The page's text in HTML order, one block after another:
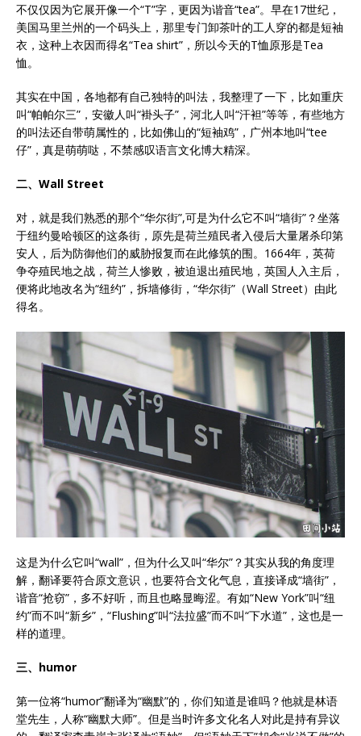
不仅仅因为它展开像一个“T”字，更因为谐音“tea”。早在17世纪，
美国马里兰州的一个码头上，那里专门卸茶叶的工人穿的都是短袖
衣，这种上衣因而得名“Tea shirt”，所以今天的T恤原形是Tea
恤。
其实在中国，各地都有自己独特的叫法，我整理了一下，比如重庆
叫“帕帕尔三”，安徽人叫“褂头子”，河北人叫“汗袒”等等，有些地方
的叫法还自带萌属性的，比如佛山的“短袖鸡”，广州本地叫“tee
仔”，真是萌萌哒，不禁感叹语言文化博大精深。
二、Wall Street
对，就是我们熟悉的那个“华尔街”,可是为什么它不叫“墙街”？坐落
于纽约曼哈顿区的这条街，原先是荷兰殖民者入侵后大量屠杀印第
安人，后为防御他们的威胁报复而在此修筑的围。1664年，英荷
争夺殖民地之战，荷兰人惨败，被迫退出殖民地，英国人入主后，
便将此地改名为“纽约”，拆墙修街，“华尔街”（Wall Street）由此
得名。
这是为什么它叫“wall”，但为什么又叫“华尔”？其实从我的角度理
解，翻译要符合原文意识，也要符合文化气息，直接译成“墙街”，
谐音“抢窃”，多不好听，而且也略显晦涩。有如“New York”叫“纽
约”而不叫“新乡”，“Flushing”叫“法拉盛”而不叫“下水道”，这也是一
样的道理。
三、humor
第一位将“humor”翻译为“幽默”的，你们知道是谁吗？他就是林语
堂先生，人称“幽默大师”。但是当时许多文化名人对此是持有异议